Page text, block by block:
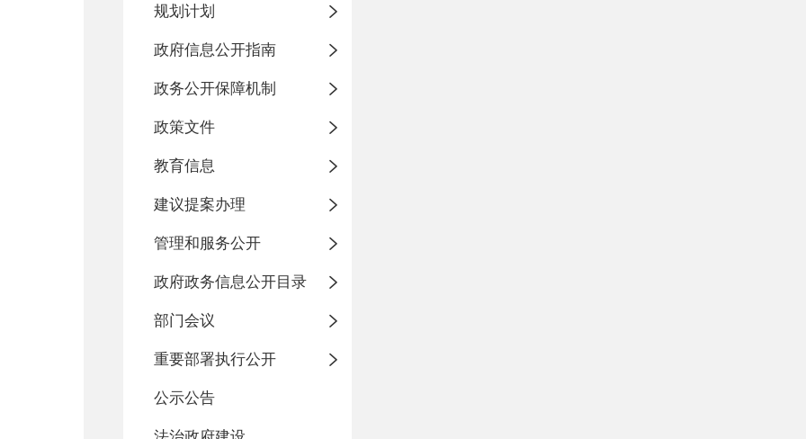
规划计划
政府信息公开指南
政务公开保障机制
政策文件
教育信息
建议提案办理
管理和服务公开
政府政务信息公开目录
部门会议
重要部署执行公开
公示公告